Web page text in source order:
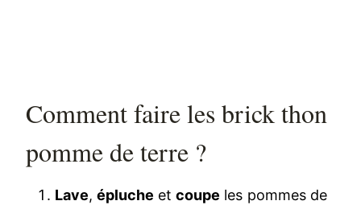
Comment faire les brick thon
pomme de terre ?
Lave,épluche etcoupe les pommes de